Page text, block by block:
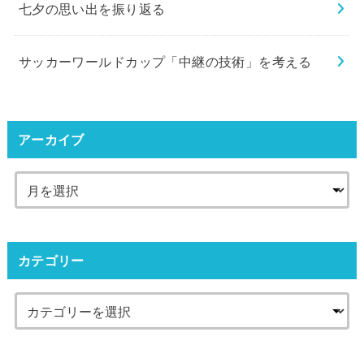
七夕の思い出を振り返る
サッカーワールドカップ「中継の技術」を考える
アーカイブ
カテゴリー